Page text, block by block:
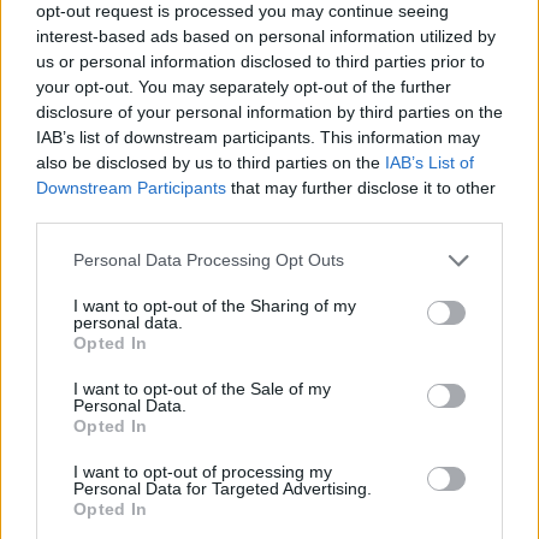
opt-out request is processed you may continue seeing
interest-based ads based on personal information utilized by
us or personal information disclosed to third parties prior to
your opt-out. You may separately opt-out of the further
disclosure of your personal information by third parties on the
IAB’s list of downstream participants. This information may
also be disclosed by us to third parties on the IAB’s List of
Downstream Participants that may further disclose it to other
Personal Data Processing Opt Outs
I want to opt-out of the Sharing of my
personal data.
Opted In
I want to opt-out of the Sale of my
Personal Data.
Opted In
I want to opt-out of processing my
Personal Data for Targeted Advertising.
Opted In
Senaste inlägget avkaykay Igår 07:23iEl- och hybridbilar
244 motorbyte till d5252t
Senaste inlägget avJeppegaming Igår 00:53i Motorteknik
(Avancerad)
Passat -13 2.0tdi DSG Växellåda bråkar 10 svar
Senaste inlägget avThe-GOAT torsdag 20:54iGenerell
Man man ha mindre ström till
Senaste inlägget av BilFixare torsdag 14:37 El- och hybridbilar
Senaste projektinläggen
Puttelitens projekt Audi S2 Avant. Back
Senaste inlägget avPutteliten för 19 timmar sedan iProjekt
Volkswagen Golf MK4 v6 4motion OEM++